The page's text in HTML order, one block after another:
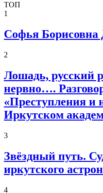
ТОП
1
Софья Борисовна
2
Лошадь, русский
нервно….
«Преступления и
Иркутском
3
Звёздный путь.
иркутского
4